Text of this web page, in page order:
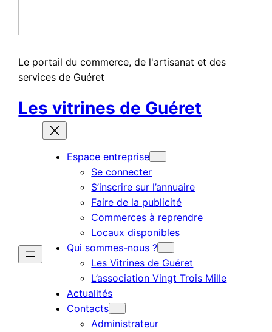
Le portail du commerce, de l'artisanat et des
services de Guéret
Les vitrines de Guéret
Espace entreprise
Se connecter
S’inscrire sur l’annuaire
Faire de la publicité
Commerces à reprendre
Locaux disponibles
Qui sommes-nous ?
Les Vitrines de Guéret
L’association Vingt Trois Mille
Actualités
Contacts
Administrateur